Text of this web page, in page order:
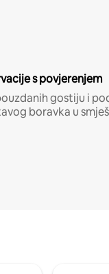
s povjerenjem
gostiju i
boravka u